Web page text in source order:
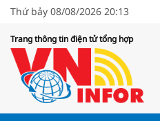
Thứ bảy 08/08/2026 20:13
Trang thông tin điện tử tổng hợp